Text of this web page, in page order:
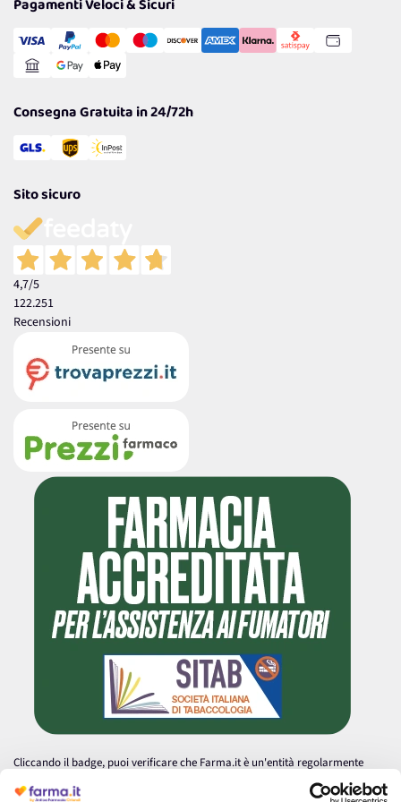
Gestisci Cookie
Reso Facile e Veloce
Pagamenti Veloci & Sicuri
Consegna Gratuita in 24/72h
Sito sicuro
4,7/5
122.251
Recensioni
Cliccando il badge, puoi verificare che Farma.it è un'entità regolarmente
autorizzata dal Ministero della Salute a effettuare la vendita online di
medicinali.